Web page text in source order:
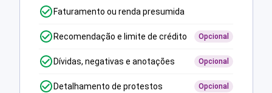
Faturamento ou renda presumida
Recomendação e limite de crédito Opcional
Dívidas, negativas e anotações Opcional
Detalhamento de protestos Opcional